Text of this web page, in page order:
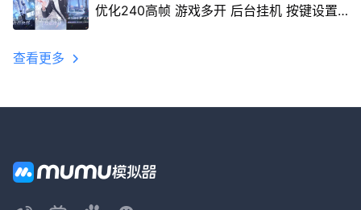
优化240高帧 游戏多开 后台挂机 按键设置
查看更多